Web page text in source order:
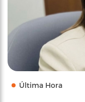
Última Hora